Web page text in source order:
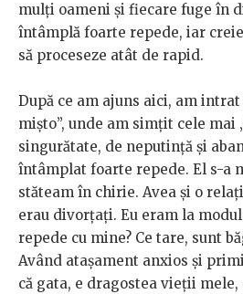
mulți oameni și fiecare fuge în
întâmplă foarte repede, iar
să proceseze atât de rapid.
După ce am ajuns aici, am
mișto”, unde am simțit cele mai
singurătate, de neputință și
întâmplat foarte repede. El s-a
stăteam în chirie. Avea și o
erau divorțați. Eu eram la
repede cu mine? Ce tare, sunt
Având atașament anxios și
că gata, e dragostea vieții mele,